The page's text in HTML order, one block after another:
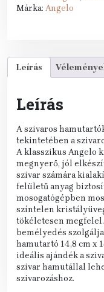
négyzet
Márka: Angelo
Leírás
Leírás
A szivaros
tekintetében a
A klasszikus Angelo
megnyerő, jól
szivar számára
felületű anyag
mosogatógépben
színtelen
tökéletesen
bemélyedés
hamutartó 14,8 cm x
ideális ajándék a
szivar hamutállal
szivarozáshoz.